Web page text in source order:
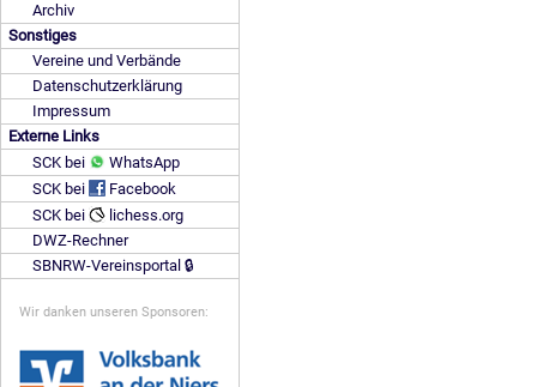
Archiv
Sonstiges
Vereine und Verbände
Datenschutzerklärung
Impressum
Externe Links
SCK bei
WhatsApp
SCK bei
Facebook
SCK bei
lichess.org
DWZ-Rechner
SBNRW-Vereinsportal 🔒
Wir danken unseren Sponsoren: